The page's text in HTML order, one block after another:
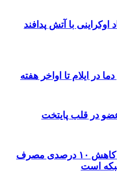
و رمان بدون حذفیات
اندازه گیری؛ چطور
بخریم؟